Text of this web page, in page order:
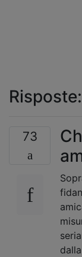
Risposte:
73